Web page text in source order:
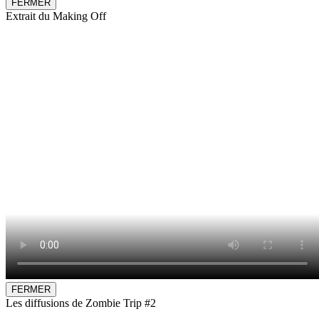
FERMER
Extrait du Making Off
FERMER
Les diffusions de Zombie Trip #2